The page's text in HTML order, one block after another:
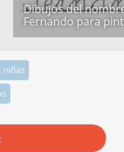
Dibujos del
Fernando para
niñas